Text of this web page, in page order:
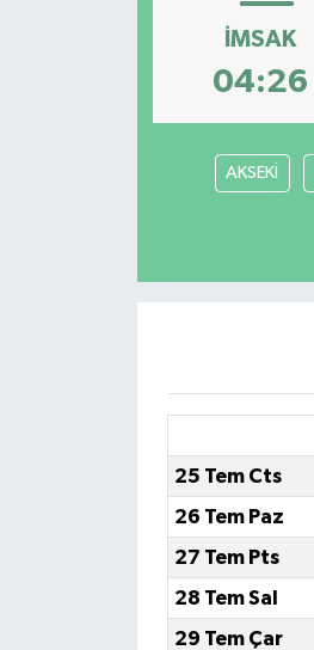
İMSAK
04:26
AKSEKİ
25 Tem Cts
26 Tem Paz
27 Tem Pts
28 Tem Sal
29 Tem Çar